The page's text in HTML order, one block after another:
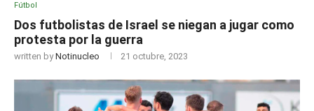
Fútbol
Dos futbolistas de Israel se niegan a jugar como
protesta por la guerra
written byNotinucleo 21 octubre, 2023